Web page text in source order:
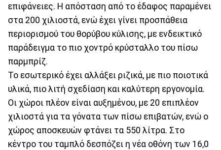
επιφάνειες. Η απόσταση από το έδαφος παραμένει
στα 200 χιλιοστά, ενώ έχει γίνει προσπάθεια
περιορισμού του θορύβου κύλισης, με ενδεικτικό
παράδειγμα το πιο χοντρό κρύσταλλο του πίσω
παρμπρίζ.
Το εσωτερικό έχει αλλάξει ριζικά, με πιο ποιοτικά
υλικά, πιο λιτή σχεδίαση και καλύτερη εργονομία.
Οι χώροι πλέον είναι αυξημένου, με 20 επιπλέον
χιλιοστά για τα γόνατα των πίσω επιβατών, ενώ ο
χώρος αποσκευών φτάνει τα 550 λίτρα. Στο
κέντρο του ταμπλό δεσπόζει η νέα οθόνη των 16,0